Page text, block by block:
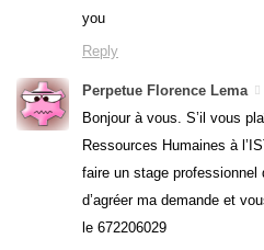
you
Reply
Perpetue Florence Lema
Bonjour à vous. S’il vous
Ressources Humaines à
faire un stage
d’agréer ma demande et
le 672206029